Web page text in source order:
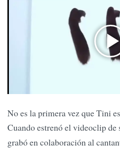
No es la primera vez que Tini
Cuando estrenó el videoclip de
grabó en colaboración al